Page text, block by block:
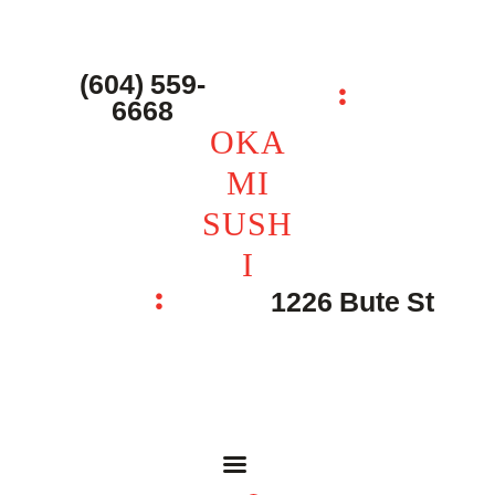
(604) 559-
6668
OKA
MI
SUSH
I
1226 Bute St
OKAMI SUSHI
点餐 – Shop
联系我们 – Contacts